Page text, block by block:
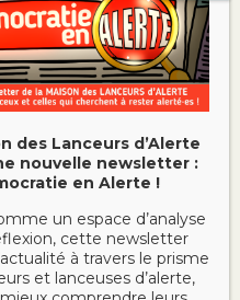
LOIN
des Lanceurs d’Alerte
nouvelle newsletter :
en Alerte !
un espace d’analyse
cette newsletter
à travers le prisme
et lanceuses d’alerte,